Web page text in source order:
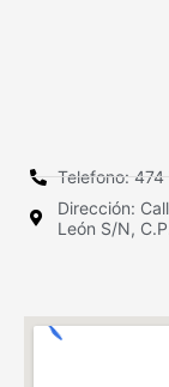
Telefono: 474
Dirección:
León S/N,